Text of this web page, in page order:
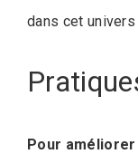
dans cet
Pour